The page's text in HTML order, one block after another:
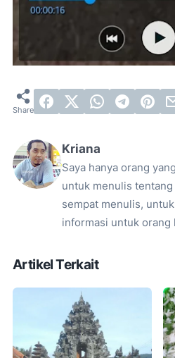
Kriana
Saya hanya orang
untuk menulis tentang
sempat menulis,
informasi untuk orang
Artikel Terkait